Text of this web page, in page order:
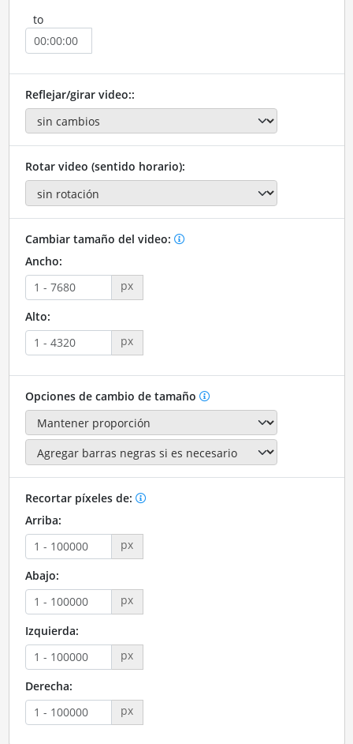
to
Reflejar/girar video::
Rotar video (sentido horario):
Cambiar tamaño del video:
Ancho:
px
Alto:
px
Opciones de cambio de tamaño
Recortar píxeles de:
Arriba:
px
Abajo:
px
Izquierda:
px
Derecha:
px